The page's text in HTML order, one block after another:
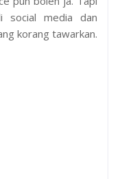
social media dan
korang tawarkan.